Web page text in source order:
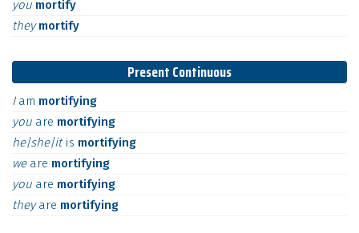
you mortify
theymortify
Present Continuous
I am mortifying
you are mortifying
he|she|itis mortifying
we are mortifying
you are mortifying
theyare mortifying